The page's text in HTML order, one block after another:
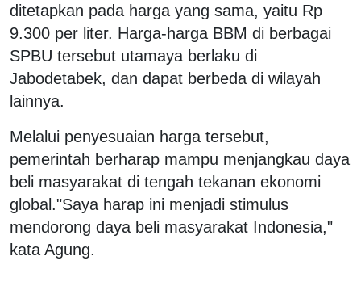
ditetapkan pada harga yang sama, yaitu Rp
9.300 per liter. Harga-harga BBM di berbagai
SPBU tersebut utamaya berlaku di
Jabodetabek, dan dapat berbeda di wilayah
lainnya.
Melalui penyesuaian harga tersebut,
pemerintah berharap mampu menjangkau daya
beli masyarakat di tengah tekanan ekonomi
global."Saya harap ini menjadi stimulus
mendorong daya beli masyarakat Indonesia,"
kata Agung.